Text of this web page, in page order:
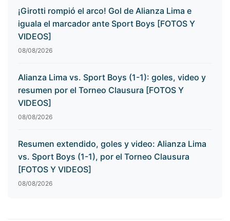
¡Girotti rompió el arco! Gol de Alianza Lima e
iguala el marcador ante Sport Boys [FOTOS Y
VIDEOS]
08/08/2026
Alianza Lima vs. Sport Boys (1-1): goles, video y
resumen por el Torneo Clausura [FOTOS Y
VIDEOS]
08/08/2026
Resumen extendido, goles y video: Alianza Lima
vs. Sport Boys (1-1), por el Torneo Clausura
[FOTOS Y VIDEOS]
08/08/2026